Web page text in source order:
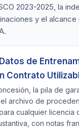
2023-2025, la
y el alcance
de
Contrato
la pila de
archivo de
cualquier licencia
con notas